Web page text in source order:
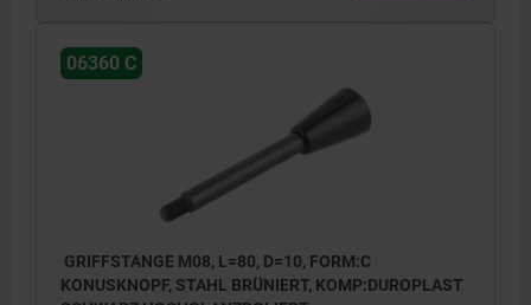
06360 C
GRIFFSTANGE M08, L=80, D=10, FORM:C
KONUSKNOPF, STAHL BRÜNIERT, KOMP:DUROPLAST